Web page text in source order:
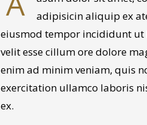
adipisicin aliquip ex
eiusmod tempor incididunt ut
velit esse cillum ore dolore
enim ad minim veniam, quis
exercitation ullamco laboris
ex.